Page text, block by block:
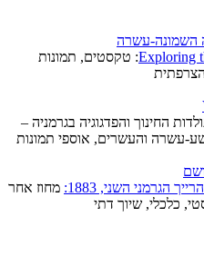
השמונה-עשרה
Exploring: טקסטים, תמונות
החינוך והפדגוגיה בגרמניה –
עשרה והעשרים, אוספי תמונות
הגרמני השני, 1883:
מחוז אחר
כלכלי, שיוך דתי